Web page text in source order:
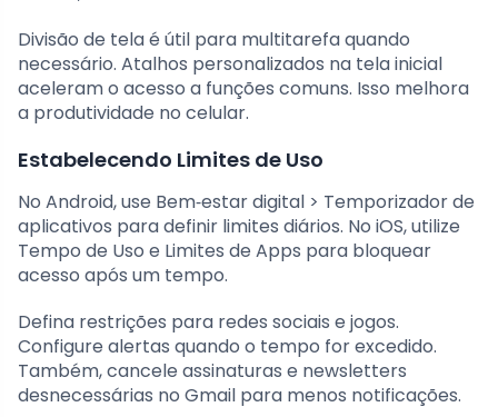
Divisão de tela é útil para multitarefa quando
necessário. Atalhos personalizados na tela inicial
aceleram o acesso a funções comuns. Isso melhora
a produtividade no celular.
Estabelecendo Limites de Uso
No Android, use Bem‑estar digital > Temporizador de
aplicativos para definir limites diários. No iOS, utilize
Tempo de Uso e Limites de Apps para bloquear
acesso após um tempo.
Defina restrições para redes sociais e jogos.
Configure alertas quando o tempo for excedido.
Também, cancele assinaturas e newsletters
desnecessárias no Gmail para menos notificações.